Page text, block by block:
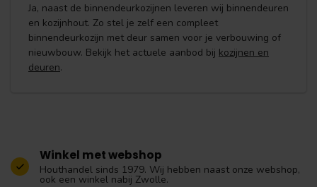
Ja, naast de binnendeurkozijnen leveren wij binnendeuren
en kozijnhout. Zo stel je zelf een compleet
binnendeurkozijn met deur samen voor je verbouwing of
nieuwbouw. Bekijk het actuele aanbod bij kozijnen en
deuren.
Winkel met webshop
Houthandel sinds 1979. Wij hebben naast onze webshop,
ook een winkel nabij Zwolle.